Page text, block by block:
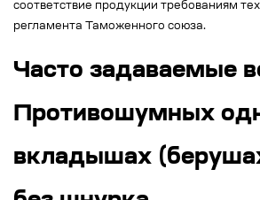
соответствие продукции требованиям
регламента Таможенного союза.
Часто задаваемые
Противошумных
вкладышах